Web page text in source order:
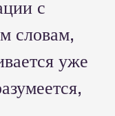
с
словам,
уже